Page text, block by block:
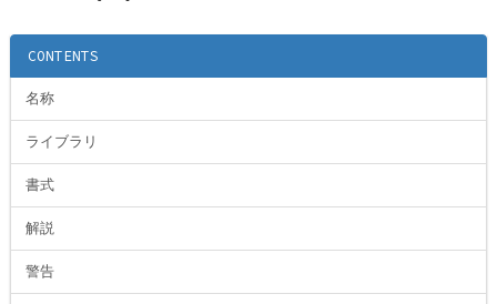
CONTENTS
名称
ライブラリ
書式
解説
警告